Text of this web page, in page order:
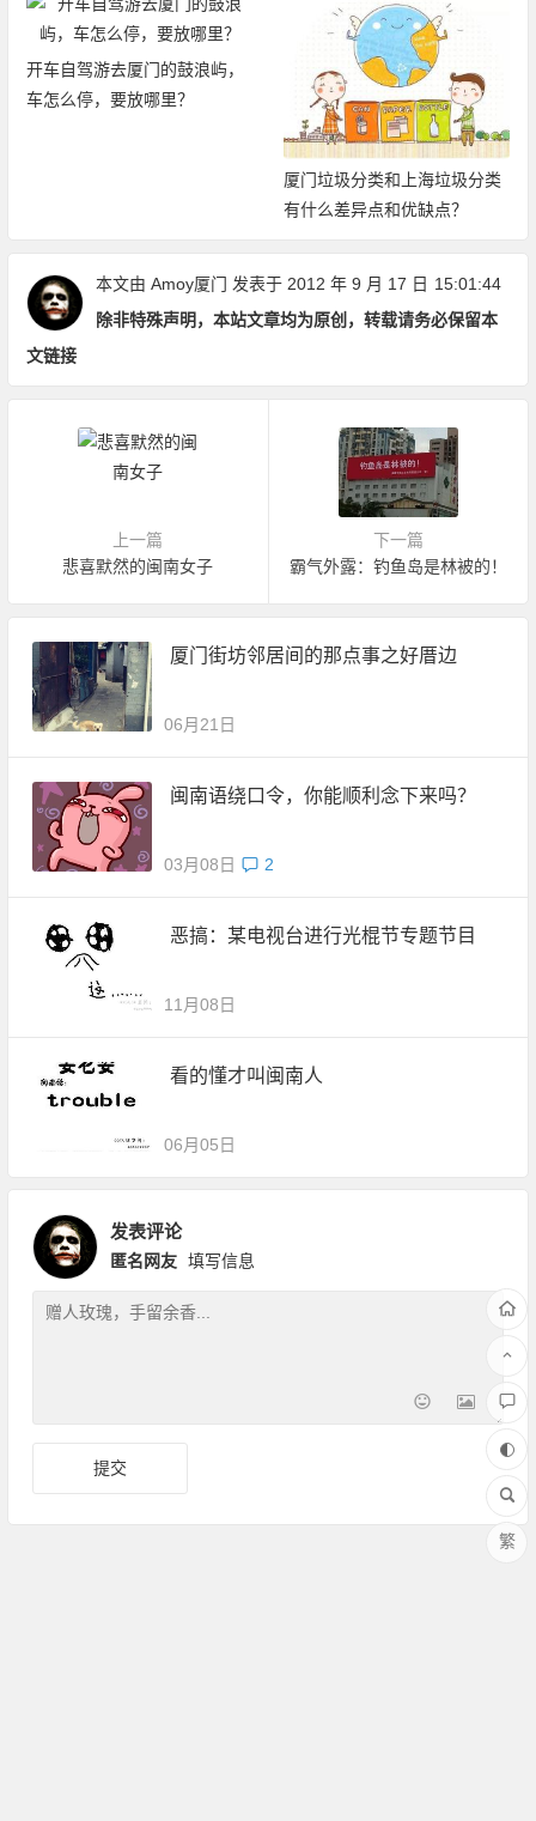
开车自驾游去厦门的鼓浪屿，
车怎么停，要放哪里？
厦门垃圾分类和上海垃圾分类
有什么差异点和优缺点？
本文由 Amoy厦门 发表于 2012 年 9 月 17 日 15:01:44
除非特殊声明，本站文章均为原创，转载请务必保留本
文链接
上一篇
悲喜默然的闽南女子
下一篇
霸气外露：钓鱼岛是林被的！
厦门街坊邻居间的那点事之好厝边
06月21日
闽南语绕口令，你能顺利念下来吗？
03月08日 2
恶搞：某电视台进行光棍节专题节目
11月08日
看的懂才叫闽南人
06月05日
发表评论
匿名网友 填写信息
繁